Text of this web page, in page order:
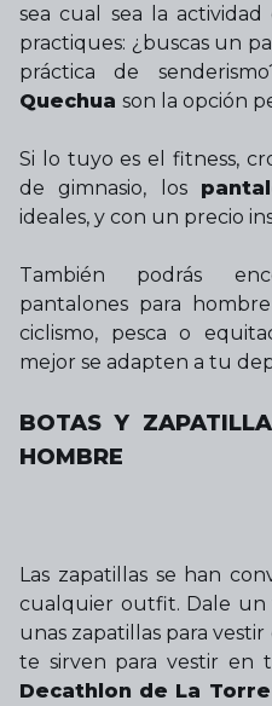
sea cual sea la
practiques: ¿buscas un
práctica de
Quechua son la opción
Si lo tuyo es el fitness,
de gimnasio, los
ideales, y con un precio
También podrás
pantalones para
ciclismo, pesca o
mejor se adapten a tu
BOTAS Y
HOMBRE
Las zapatillas se han
cualquier outfit. Dale un
unas zapatillas para
te sirven para vestir en
Decathlon de La